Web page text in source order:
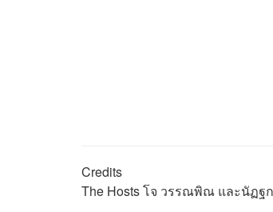
Credits
The Hostsโจ วรรณพิณ และนัฏฐ